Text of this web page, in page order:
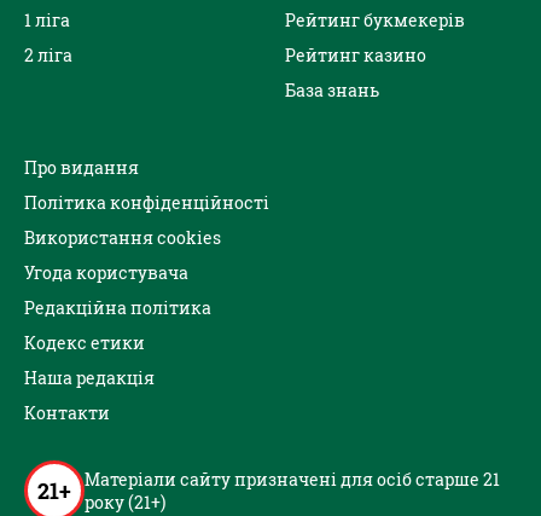
1 ліга
2 ліга
Рейтинг букмекерів
Рейтинг казино
База знань
Про видання
Політика конфіденційності
Використання cookies
Угода користувача
Редакційна політика
Кодекс етики
Наша редакція
Контакти
21+ Матеріали сайту призначені для осіб старше 21
року (21+)